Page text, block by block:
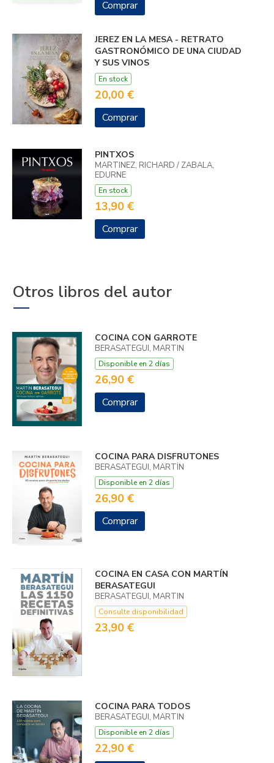
Comprar
JEREZ EN LA MESA - RETRATO
GASTRONÓMICO DE UNA CIUDAD
Y SUS VINOS
En stock
20,00 €
Comprar
PINTXOS
MARTINEZ, RICHARD / ZABALA,
EDURNE
En stock
13,90 €
Comprar
Otros libros del autor
COCINA CON GARROTE
BERASATEGUI, MARTIN
Disponible en 2 días
26,90 €
Comprar
COCINA PARA DISFRUTONES
BERASATEGUI, MARTÍN
Disponible en 2 días
26,90 €
Comprar
COCINA EN CASA CON MARTÍN
BERASATEGUI
BERASATEGUI, MARTIN
Consulte disponibilidad
23,90 €
COCINA PARA TODOS
BERASATEGUI, MARTIN
Disponible en 2 días
22,90 €